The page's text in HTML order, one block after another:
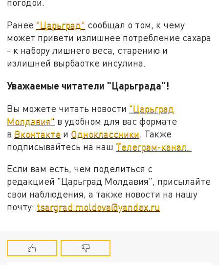
погодой.
Ранее "Царьград" сообщал о том, к чему
может привети излишнее потребление сахара
- к набору лишнего веса, старению и
излишней вырбаотке инсулина.
Уважаемые читатели "Царьграда"!
Вы можете читать новости "Царьград
Молдавия" в удобном для вас формате
в Вконтакте и Одноклассники . Также
подписывайтесь на наш Телеграм-канал.
Если вам есть, чем поделиться с
редакцией "Царьград Молдавия", присылайте
свои наблюдения, а также новости на нашу
почту: tsargrad.moldova@yandex.ru